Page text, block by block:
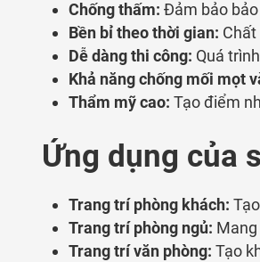
Chống thấm: Đảm bảo
Bền bỉ theo thời gian:
Dễ dàng thi công: Quá
Khả năng chống mối mọt
Thẩm mỹ cao: Tạo điểm
Ứng dụng của
Trang trí phòng khách:
Trang trí phòng ngủ:
Trang trí văn phòng: Tạo